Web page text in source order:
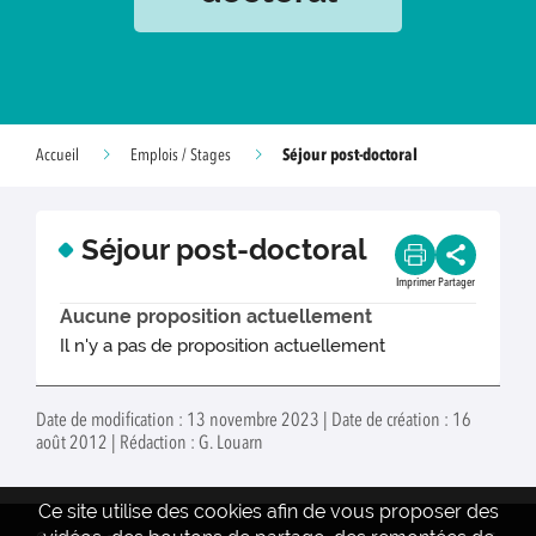
Accueil Emplois / Stages Séjour post-doctoral
Séjour post-doctoral
Imprimer Partager
Aucune proposition actuellement
Il n'y a pas de proposition actuellement
Date de modification : 13 novembre 2023 | Date de création : 16
août 2012 | Rédaction : G. Louarn
Ce site utilise des cookies afin de vous proposer des